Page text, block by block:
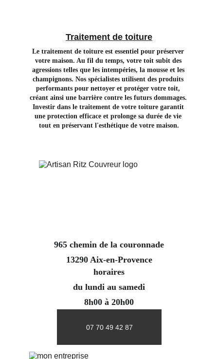
965 chemin de la couronnade
13290 Aix-en-Provence
horaires
du lundi au samedi
8h00 à 20h00
07 70 49 42 87
Traitement de toiture
Le traitement de toiture est essentiel pour préserver
votre maison. Au fil du temps, votre toit subit des
agressions telles que les intempéries, la mousse et les
champignons. Nos spécialistes utilisent des produits
performants pour nettoyer et protéger votre toit,
créant ainsi une barrière contre les futurs dommages.
Investir dans le traitement de votre toiture garantit
une protection efficace et prolonge sa durée de vie
tout en préservant l'esthétique de votre maison.